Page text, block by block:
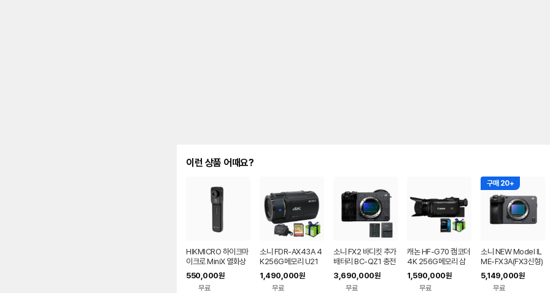
이런 상품 어때요?
HIKMICRO 하이크마
이크로 MiniX 열화상
카메라
550,000원
무료
소니 FDR-AX43A 4
K256G메모리 U21
가방외 4K캠코더 광학
20배
1,490,000원
무료
소니 FX2 바디킷 추가
배터리 BC-QZ1 충전
기 시네마라인 캠코더 I
LME-FX2
3,690,000원
무료
캐논 HF-G70 캠코더
4K 256G메모리 삼
각대 가방외7종 패키
지 전문가용 하이엔드
1,590,000원
무료
구매 20+
소니 NEW Model IL
ME-FX3A(FX3신형)
시네마라인카메라 소
니대리점
5,149,000원
무료